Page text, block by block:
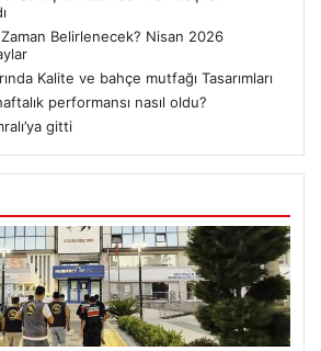
Zaman Belirlenecek? Nisan 2026
Kalite ve bahçe mutfağı Tasarımları
performansı nasıl oldu?
gitti